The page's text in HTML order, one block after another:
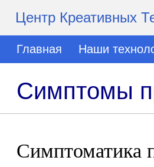
Центр Креативных
Главная Наши
Симптомы
Симптоматика